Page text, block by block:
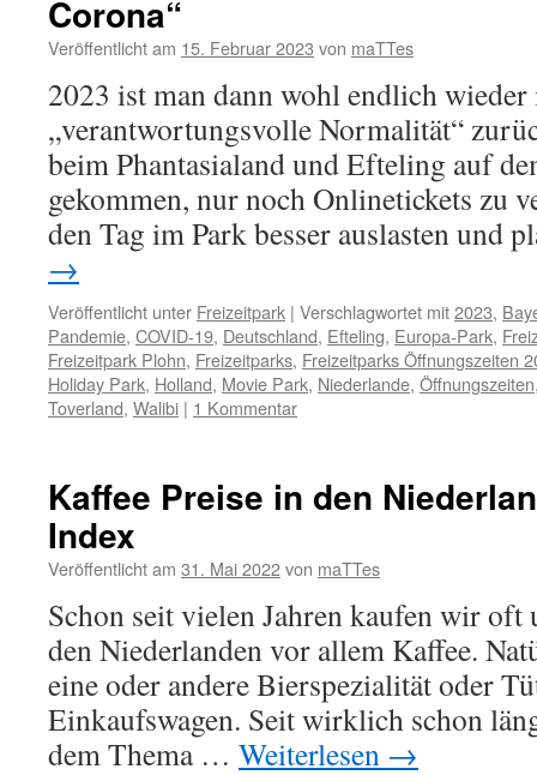
Corona“
Veröffentlicht am 15. Februar 2023 von maTTes
2023 ist man dann wohl endlich
„verantwortungsvolle Normalität“
beim Phantasialand und Efteling auf
gekommen, nur noch Onlinetickets zu
den Tag im Park besser auslasten und
→
Veröffentlicht unter Freizeitpark | Verschlagwortet mit2023,
Pandemie, COVID-19, Deutschland, Efteling, Europa-Park,
Freizeitpark Plohn, Freizeitparks, Freizeitparks Öffnungszeiten
Holiday Park, Holland, Movie Park, Niederlande, Öffnungszeiten
Toverland, Walibi | 1 Kommentar
Kaffee Preise in den
Index
Veröffentlicht am 31. Mai 2022von maTTes
Schon seit vielen Jahren kaufen wir
den Niederlanden vor allem Kaffee.
eine oder andere Bierspezialität oder
Einkaufswagen. Seit wirklich schon
dem Thema … Weiterlesen →